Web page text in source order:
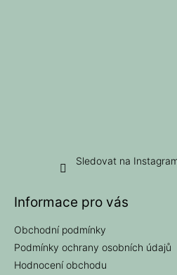
Sledovat na
Informace pro vás
Obchodní podmínky
Podmínky ochrany osobních údajů
Hodnocení obchodu